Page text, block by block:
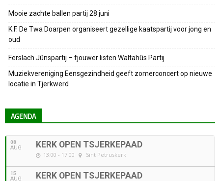
Mooie zachte ballen partij 28 juni
K.F. De Twa Doarpen organiseert gezellige kaatspartij voor jong en
oud
Ferslach Jûnspartij – fjouwer listen Waltahûs Partij
Muziekvereniging Eensgezindheid geeft zomerconcert op nieuwe
locatie in Tjerkwerd
AGENDA
08
AUG KERK OPEN TSJERKEPAAD
13:00 - 17:00 Sint Petruskerk
15
AUG KERK OPEN TSJERKEPAAD